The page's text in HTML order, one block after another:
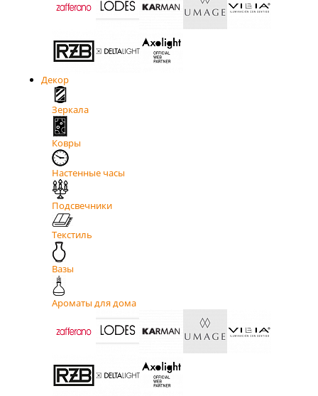
Декор
Зеркала
Ковры
Настенные часы
Подсвечники
Текстиль
Вазы
Ароматы для дома